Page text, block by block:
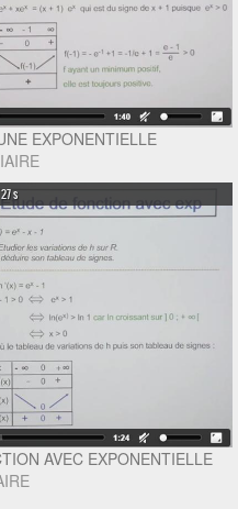
EXPONENTIELLE
s
AVEC EXPONENTIELLE